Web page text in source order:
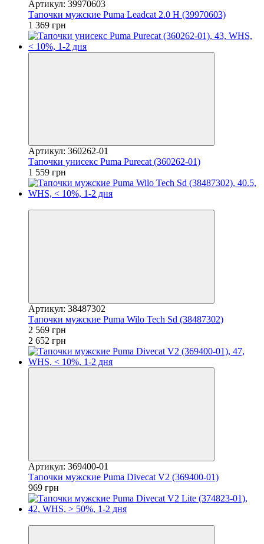
Артикул: 39970603
Тапочки мужские Puma Leadcat 2.0 H (39970603)
1 369 грн
Артикул: 360262-01
Тапочки унисекс Puma Purecat (360262-01)
1 559 грн
Артикул: 38487302
Тапочки мужские Puma Wilo Tech Sd (38487302)
2 569 грн
2 652 грн
Артикул: 369400-01
Тапочки мужские Puma Divecat V2 (369400-01)
969 грн